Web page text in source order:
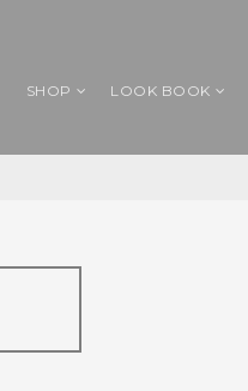
SHOP LOOK BOOK